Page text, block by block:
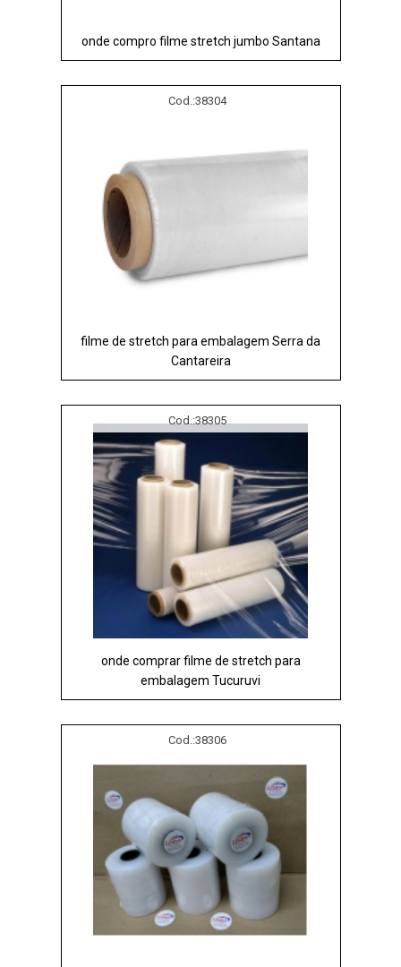
onde compro filme stretch jumbo Santana
Cod.:38304
filme de stretch para embalagem Serra da
Cantareira
Cod.:38305
onde comprar filme de stretch para
embalagem Tucuruvi
Cod.:38306